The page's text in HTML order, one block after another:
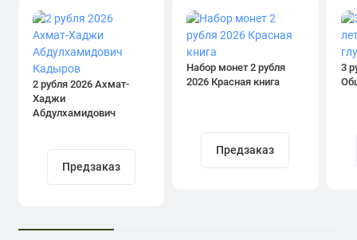
2 рубля 2026 Ахмат-
Хаджи
Абдулхамидович
Предзаказ
Набор монет 2 рубля
2026 Красная книга
Предзаказ
3